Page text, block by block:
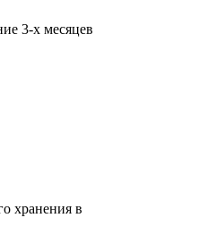
3-х месяцев
хранения в